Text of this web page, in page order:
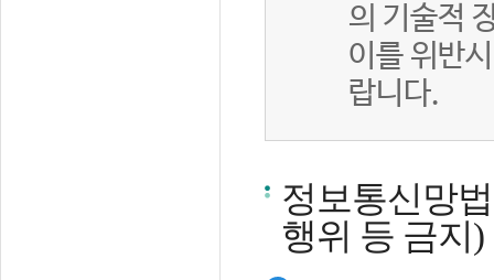
의 기술적
이를 위반
랍니다.
정보통신망
행위 등 금지)